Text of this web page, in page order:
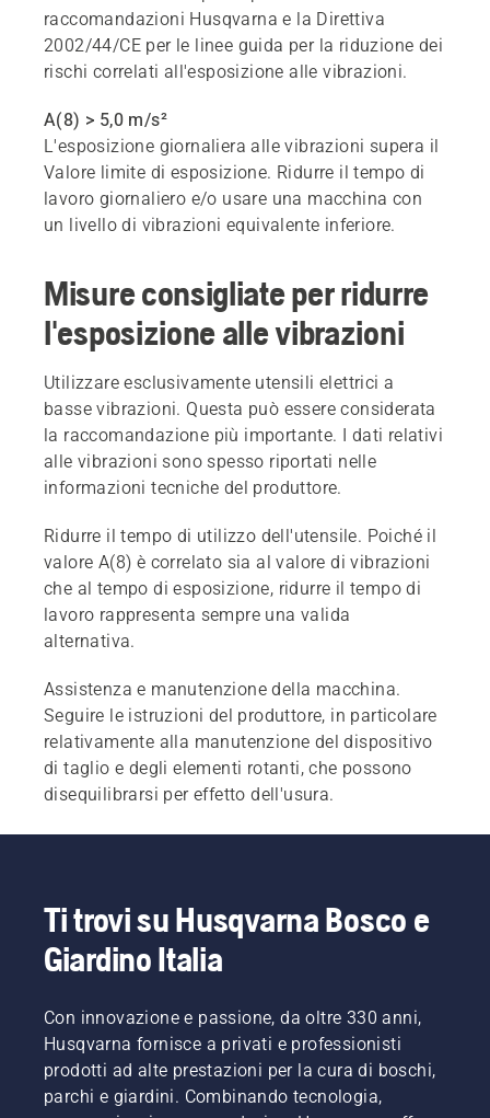
raccomandazioni Husqvarna e la Direttiva
2002/44/CE per le linee guida per la riduzione dei
rischi correlati all'esposizione alle vibrazioni.
A(8) > 5,0 m/s²
L'esposizione giornaliera alle vibrazioni supera il
Valore limite di esposizione. Ridurre il tempo di
lavoro giornaliero e/o usare una macchina con
un livello di vibrazioni equivalente inferiore.
Misure consigliate per ridurre
l'esposizione alle vibrazioni
Utilizzare esclusivamente utensili elettrici a
basse vibrazioni. Questa può essere considerata
la raccomandazione più importante. I dati relativi
alle vibrazioni sono spesso riportati nelle
informazioni tecniche del produttore.
Ridurre il tempo di utilizzo dell'utensile. Poiché il
valore A(8) è correlato sia al valore di vibrazioni
che al tempo di esposizione, ridurre il tempo di
lavoro rappresenta sempre una valida
alternativa.
Assistenza e manutenzione della macchina.
Seguire le istruzioni del produttore, in particolare
relativamente alla manutenzione del dispositivo
di taglio e degli elementi rotanti, che possono
disequilibrarsi per effetto dell'usura.
Ti trovi su Husqvarna Bosco e
Giardino Italia
Con innovazione e passione, da oltre 330 anni,
Husqvarna fornisce a privati e professionisti
prodotti ad alte prestazioni per la cura di boschi,
parchi e giardini. Combinando tecnologia,